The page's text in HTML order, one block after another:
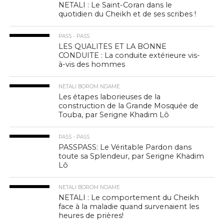
NETALI : Le Saint-Coran dans le
quotidien du Cheikh et de ses scribes !
PASS - PASS
LES QUALITES ET LA BONNE
CONDUITE : La conduite extérieure vis-
à-vis des hommes
NETALI BOROM NDAME
Les étapes laborieuses de la
construction de la Grande Mosquée de
Touba, par Serigne Khadim Lô
PASS - PASS
PASSPASS: Le Véritable Pardon dans
toute sa Splendeur, par Serigne Khadim
Lô
NETALI BOROM NDAME
NETALI : Le comportement du Cheikh
face à la maladie quand survenaient les
heures de prières!